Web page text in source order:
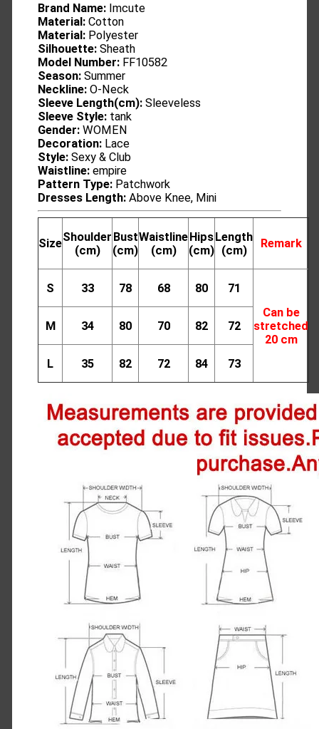
Brand Name: Imcute
Material: Cotton
Material: Polyester
Silhouette: Sheath
Model Number: FF10582
Season: Summer
Neckline: O-Neck
Sleeve Length(cm): Sleeveless
Sleeve Style: tank
Gender: WOMEN
Decoration: Lace
Style: Sexy & Club
Waistline: empire
Pattern Type: Patchwork
Dresses Length: Above Knee, Mini
SizeShoulder
(cm)
Bust
(cm)
Waistline
(cm)
Hips
(cm)
Length
(cm)
Remark
S 33 78 68 80
71
Can be
stretched
20 cm
M 34 80 70 82 72
L 35 82 72 84 73